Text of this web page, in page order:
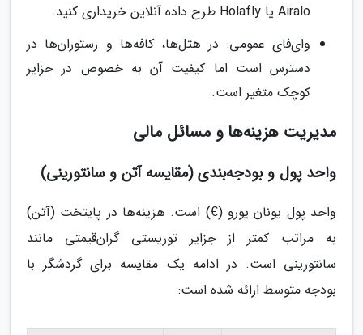
Airalo یا Holafly طرح داده آنلاین خریداری کنید.
وای‌فای عمومی: در هتل‌ها، کافه‌ها و رستوران‌ها در
دسترس است اما کیفیت آن به خصوص در جزایر
کوچک متغیر است.
مدیریت هزینه‌ها و مسائل مالی
واحد پول و بودجه‌بندی (مقایسه آتن و سانتورینی)
واحد پول یونان یورو (€) است. هزینه‌ها در پایتخت (آتن)
به مراتب کمتر از جزایر توریستی گران‌قیمتی مانند
سانتورینی است. در ادامه یک مقایسه برای گردشگر با
بودجه متوسط ارائه شده است: